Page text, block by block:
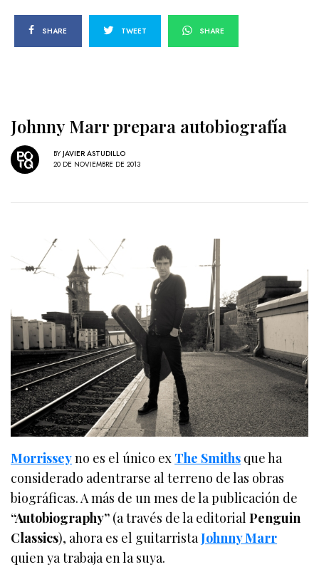
SHARE TWEET SHARE
Johnny Marr prepara autobiografía
BY JAVIER ASTUDILLO
20 DE NOVIEMBRE DE 2013
Morrisseyno es el único ex The Smiths que ha
considerado adentrarse al terreno de las obras
biográficas. A más de un mes de la publicación de
“Autobiography” (a través de la editorialPenguin
Classics), ahora es el guitarristaJohnny Marr
quien ya trabaja en la suya.